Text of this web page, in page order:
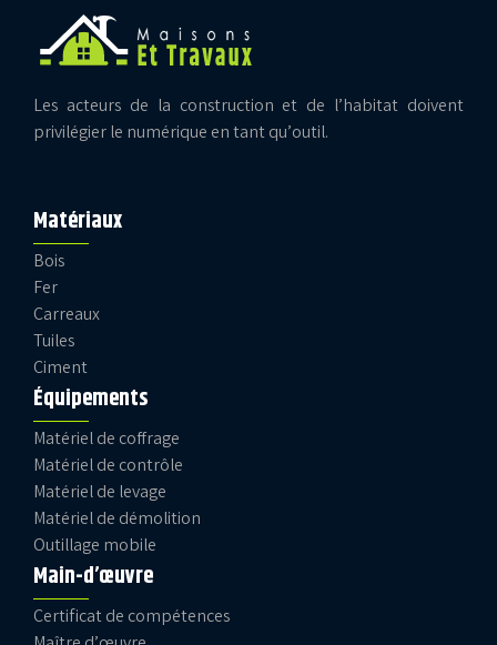
Les acteurs de la construction et de l’habitat doivent
privilégier le numérique en tant qu’outil.
Matériaux
Bois
Fer
Carreaux
Tuiles
Ciment
Équipements
Matériel de coffrage
Matériel de contrôle
Matériel de levage
Matériel de démolition
Outillage mobile
Main-d’œuvre
Certificat de compétences